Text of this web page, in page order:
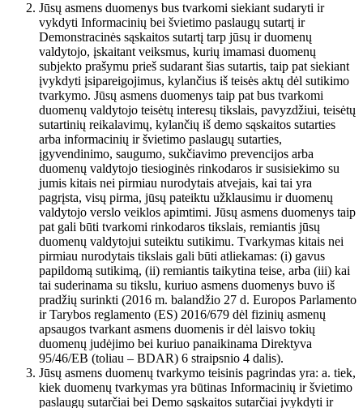
Jūsų asmens duomenys bus tvarkomi siekiant sudaryti ir
vykdyti Informacinių bei švietimo paslaugų sutartį ir
Demonstracinės sąskaitos sutartį tarp jūsų ir duomenų
valdytojo, įskaitant veiksmus, kurių imamasi duomenų
subjekto prašymu prieš sudarant šias sutartis, taip pat siekiant
įvykdyti įsipareigojimus, kylančius iš teisės aktų dėl sutikimo
tvarkymo. Jūsų asmens duomenys taip pat bus tvarkomi
duomenų valdytojo teisėtų interesų tikslais, pavyzdžiui, teisėtų
sutartinių reikalavimų, kylančių iš demo sąskaitos sutarties
arba informacinių ir švietimo paslaugų sutarties,
įgyvendinimo, saugumo, sukčiavimo prevencijos arba
duomenų valdytojo tiesioginės rinkodaros ir susisiekimo su
jumis kitais nei pirmiau nurodytais atvejais, kai tai yra
pagrįsta, visų pirma, jūsų pateiktu užklausimu ir duomenų
valdytojo verslo veiklos apimtimi. Jūsų asmens duomenys taip
pat gali būti tvarkomi rinkodaros tikslais, remiantis jūsų
duomenų valdytojui suteiktu sutikimu. Tvarkymas kitais nei
pirmiau nurodytais tikslais gali būti atliekamas: (i) gavus
papildomą sutikimą, (ii) remiantis taikytina teise, arba (iii) kai
tai suderinama su tikslu, kuriuo asmens duomenys buvo iš
pradžių surinkti (2016 m. balandžio 27 d. Europos Parlamento
ir Tarybos reglamento (ES) 2016/679 dėl fizinių asmenų
apsaugos tvarkant asmens duomenis ir dėl laisvo tokių
duomenų judėjimo bei kuriuo panaikinama Direktyva
95/46/EB (toliau – BDAR) 6 straipsnio 4 dalis).
Jūsų asmens duomenų tvarkymo teisinis pagrindas yra: a. tiek,
kiek duomenų tvarkymas yra būtinas Informacinių ir švietimo
paslaugų sutarčiai bei Demo sąskaitos sutarčiai įvykdyti ir